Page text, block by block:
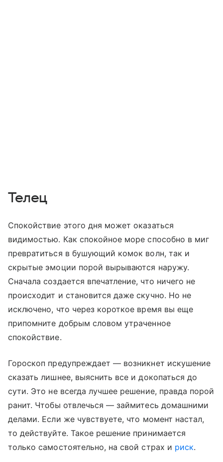
Телец
Спокойствие этого дня может оказаться
видимостью. Как спокойное море способно в миг
превратиться в бушующий комок волн, так и
скрытые эмоции порой вырываются наружу.
Сначала создается впечатление, что ничего не
происходит и становится даже скучно. Но не
исключено, что через короткое время вы еще
припомните добрым словом утраченное
спокойствие.
Гороскоп предупреждает — возникнет искушение
сказать лишнее, выяснить все и докопаться до
сути. Это не всегда лучшее решение, правда порой
ранит. Чтобы отвлечься — займитесь домашними
делами. Если же чувствуете, что момент настал,
то действуйте. Такое решение принимается
только самостоятельно, на свой страх и риск.